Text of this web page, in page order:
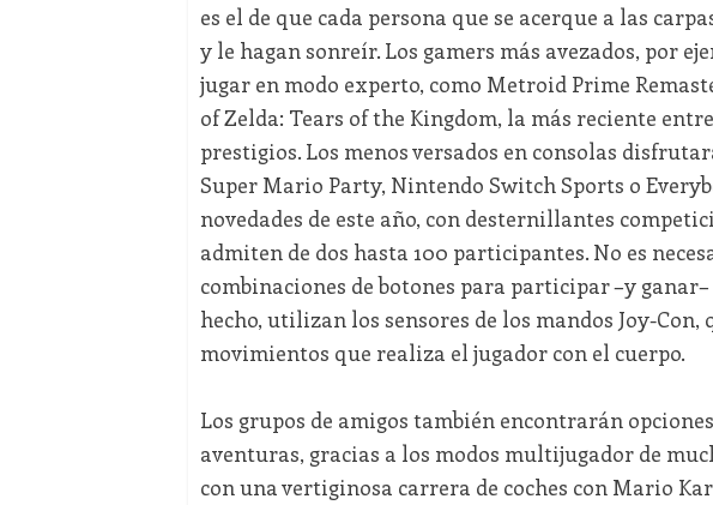
es el de que cada persona que se acerque a las
y le hagan sonreír. Los gamers más avezados, por
jugar en modo experto, como Metroid Prime
of Zelda: Tears of the Kingdom, la más reciente
prestigios. Los menos versados en consolas
Super Mario Party, Nintendo Switch Sports o
novedades de este año, con desternillantes
admiten de dos hasta 100 participantes. No es
combinaciones de botones para participar –y ganar–
hecho, utilizan los sensores de los mandos Joy-
movimientos que realiza el jugador con el cuerpo.
Los grupos de amigos también encontrarán
aventuras, gracias a los modos multijugador de
con una vertiginosa carrera de coches con Mario